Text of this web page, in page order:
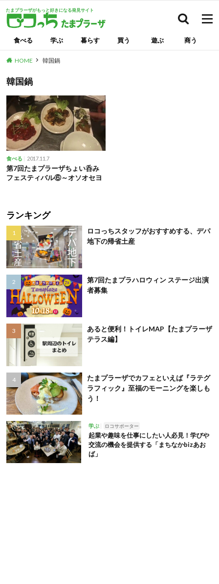
たまプラーザがもっと好きになる発見サイト
食べる 学ぶ 暮らす 買う 遊ぶ 商う
HOME 韓国鍋
韓国鍋
食べる 2017.11.7
第7回たまプラーザちょい呑み
フェスティバル⑥～オソオセヨ
ランキング
ロコっちスタッフがおすすめする、デパ
地下の帰省土産
第7回たまプラハロウィン ステージ出演
者募集
あると便利！トイレMAP【たまプラーザ
テラス編】
たまプラーザでカフェといえば『ラテグ
ラフィック』至福のモーニングを楽しも
う！
学ぶ ロコサポーター
起業や趣味を仕事にしたい人必見！学びや
交流の機会を提供する「まちなかbizあお
ば」